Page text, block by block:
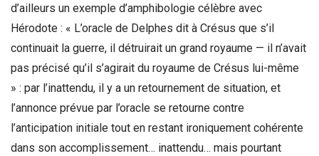
d’ailleurs un exemple d’amphibologie célèbre avec
Hérodote : « L’oracle de Delphes dit à Crésus que s’il
continuait la guerre, il détruirait un grand royaume — il n’avait
pas précisé qu’il s’agirait du royaume de Crésus lui-même
» : par l’inattendu, il y a un retournement de situation, et
l’annonce prévue par l’oracle se retourne contre
l’anticipation initiale tout en restant ironiquement cohérente
dans son accomplissement… inattendu… mais pourtant